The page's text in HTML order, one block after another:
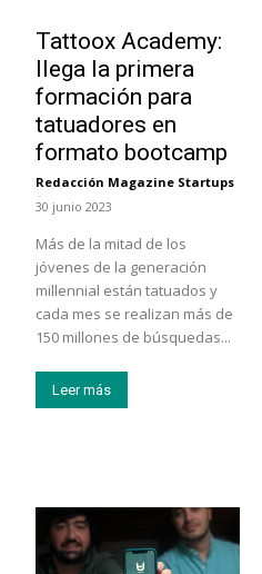
Tattoox Academy:
llega la primera
formación para
tatuadores en
formato bootcamp
Redacción Magazine Startups
-
30 junio 2023
Más de la mitad de los
jóvenes de la generación
millennial están tatuados y
cada mes se realizan más de
150 millones de búsquedas...
Leer más